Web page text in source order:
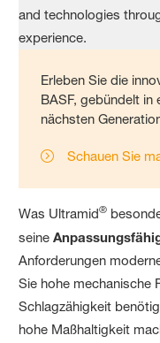
Erleben Sie die
BASF, gebündelt
nächsten
Schauen Sie
Was Ultramid®
seine
Anforderungen
Sie hohe mechanische
Schlagzähigkeit
hohe Maßhaltigkeit